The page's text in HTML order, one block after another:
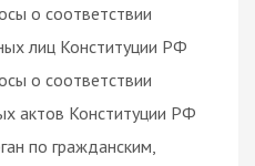
о соответствии
лиц Конституции РФ
о соответствии
актов Конституции РФ
по гражданским,